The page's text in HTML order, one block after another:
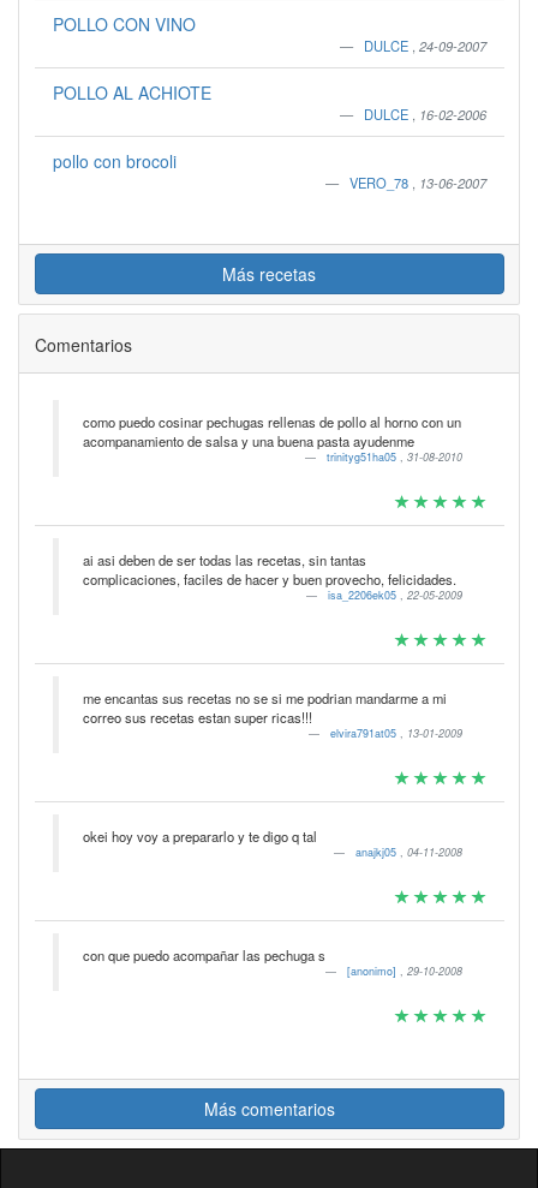
POLLO CON VINO
DULCE 24-09-2007
POLLO AL ACHIOTE
DULCE 16-02-2006
pollo con brocoli
VERO_78 13-06-2007
Más recetas
Comentarios
como puedo cosinar pechugas rellenas de pollo al horno con un
acompanamiento de salsa y una buena pasta ayudenme
trinityg51ha05 , 31-08-2010
ai asi deben de ser todas las recetas, sin tantas
complicaciones, faciles de hacer y buen provecho, felicidades.
isa_2206ek05 , 22-05-2009
me encantas sus recetas no se si me podrian mandarme a mi
correo sus recetas estan super ricas!!!
elvira791at05 , 13-01-2009
okei hoy voy a prepararlo y te digo q tal
anajkj05 , 04-11-2008
con que puedo acompañar las pechuga s
[anonimo] , 29-10-2008
Más comentarios